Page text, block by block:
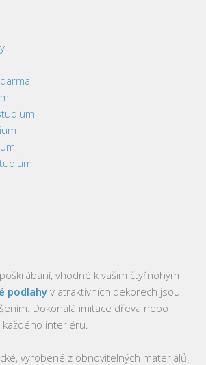
vhodné k vašim čtyřnohým
podlahyv atraktivních dekorech jsou
Dokonalá imitace dřeva nebo
interiéru.
vyrobené z obnovitelných materiálů,